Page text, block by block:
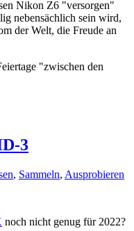
Nikon Z6 "versorgen"
nebensächlich sein wird,
der Welt, die Freude an
"zwischen den
3
, Sammeln, Ausprobieren
noch nicht genug für 2022?